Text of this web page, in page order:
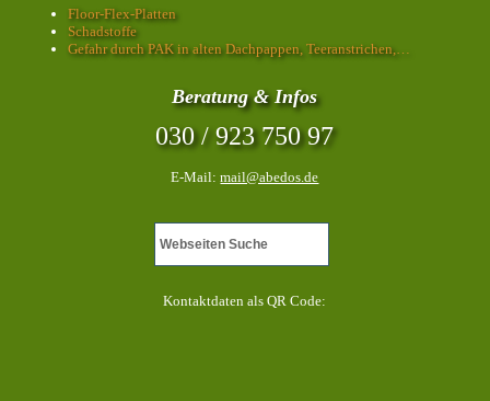
Floor-Flex-Platten
Schadstoffe
Gefahr durch PAK in alten Dachpappen, Teeranstrichen,…
Beratung & Infos
030 / 923 750 97
E-Mail:mail@abedos.de
Kontaktdaten als QR Code: